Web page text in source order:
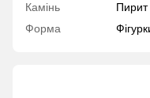
Камінь
Пирит
Форма